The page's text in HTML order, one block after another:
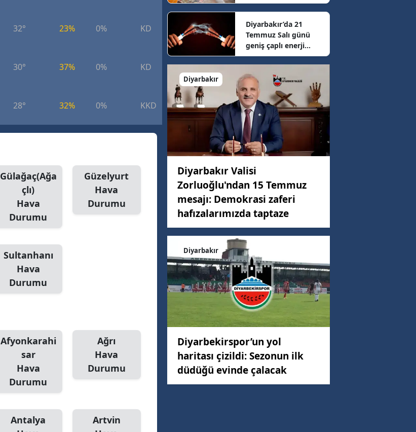
32° 23% 0% KD 9.67 km/h
30° 37% 0% KD 8.46 km/h
28° 32% 0% KKD 6.38 km/h
Gülağaç(Ağa
çlı)
Hava
Durumu
Güzelyurt
Hava
Durumu
Sultanhanı
Hava
Durumu
Afyonkarahi
sar
Hava
Durumu
Ağrı
Hava
Durumu
Antalya
Artvin
sonrası güncel fiyatlar
belli oldu
Diyarbakır’da 21
Temmuz Salı günü
geniş çaplı enerji
mesaisi: 16 ilçede
elektrikler kesilecek
Diyarbakır
Diyarbakır Valisi
Zorluoğlu'ndan 15 Temmuz
mesajı: Demokrasi zaferi
hafızalarımızda taptaze
Diyarbakır
Diyarbekirspor’un yol
haritası çizildi: Sezonun ilk
düdüğü evinde çalacak